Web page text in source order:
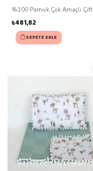
%100 Pamuk Çok Amaçlı Çift
₺481,82
SEPETE EKLE